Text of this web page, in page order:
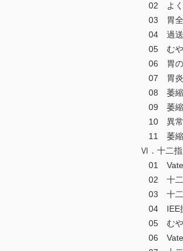
02 よく
03 胃全
04 過送
05 むや
06 胃の
07 胃炎
08 萎縮
09 萎縮
10 異常
11 萎縮
Ⅵ．十二
01 Vater
02 十二
03 十二
04 IEE拡
05 むや
06 Vater